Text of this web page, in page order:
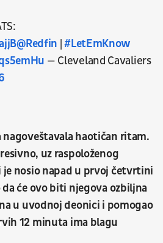
@Redfin |#LetEmKnow
— Cleveland Cavaliers
haotičan ritam.
uz raspoloženog
je nosio napad u prvoj četvrtini
će ovo biti njegova ozbiljna
u uvodnoj deonici i pomogao
12 minuta ima blagu